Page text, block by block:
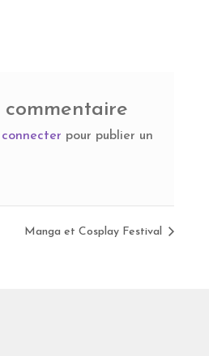
commentaire
connecter pour publier un
Manga et Cosplay Festival